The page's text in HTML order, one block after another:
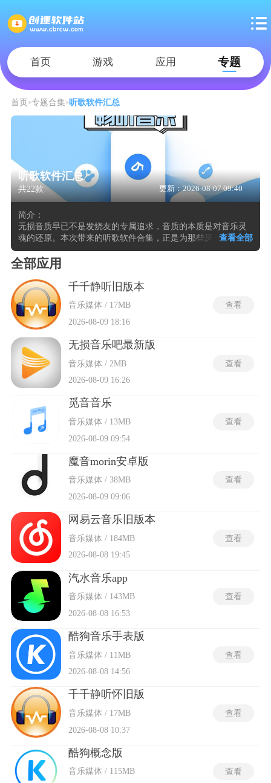
首页 游戏 应用 专题
首页 专题合集 听歌软件汇总
听歌软件汇总
共22款 更新：2026-08-07 09:40
简介：
无损音质早已不是发烧友的专属追求，音质的本质是对音乐灵
魂的还原。本次带来的听歌软件合集，正是为那些厌倦「听个
响」、执着于「听全貌」的玩家准备的。从 CD 级到 Hi-Res 的
音频进化之路，这里有你需要的全部装备。软件的CD 级音质
(16bit/44.1kHz)的信息量是普通 MP3 的 7 倍，而 Hi-
Res(24bit/192kHz)更是 CD 的 6.5 倍。这种差异意味着，当你用
专业设备播放无损文件时，能听到《月光奏鸣曲》第三乐章中
琴键触底的细微共振，能分辨《波莱罗舞曲》中三角铁每一次
敲击的空间方位。那些被压缩算法抹掉的「空气感」，都能在
这些软件中完美展现出来。
查看全部
全部应用
千千静听旧版本
音乐媒体 / 17MB
2026-08-09 18:16
查看
无损音乐吧最新版
音乐媒体 / 2MB
2026-08-09 16:26
查看
觅音音乐
音乐媒体 / 13MB
2026-08-09 09:54
查看
魔音morin安卓版
音乐媒体 / 38MB
2026-08-09 09:06
查看
网易云音乐旧版本
音乐媒体 / 184MB
2026-08-08 19:45
查看
汽水音乐app
音乐媒体 / 143MB
2026-08-08 16:53
查看
酷狗音乐手表版
音乐媒体 / 11MB
2026-08-08 14:56
查看
千千静听怀旧版
音乐媒体 / 17MB
2026-08-08 10:37
查看
酷狗概念版
音乐媒体 / 115MB
查看